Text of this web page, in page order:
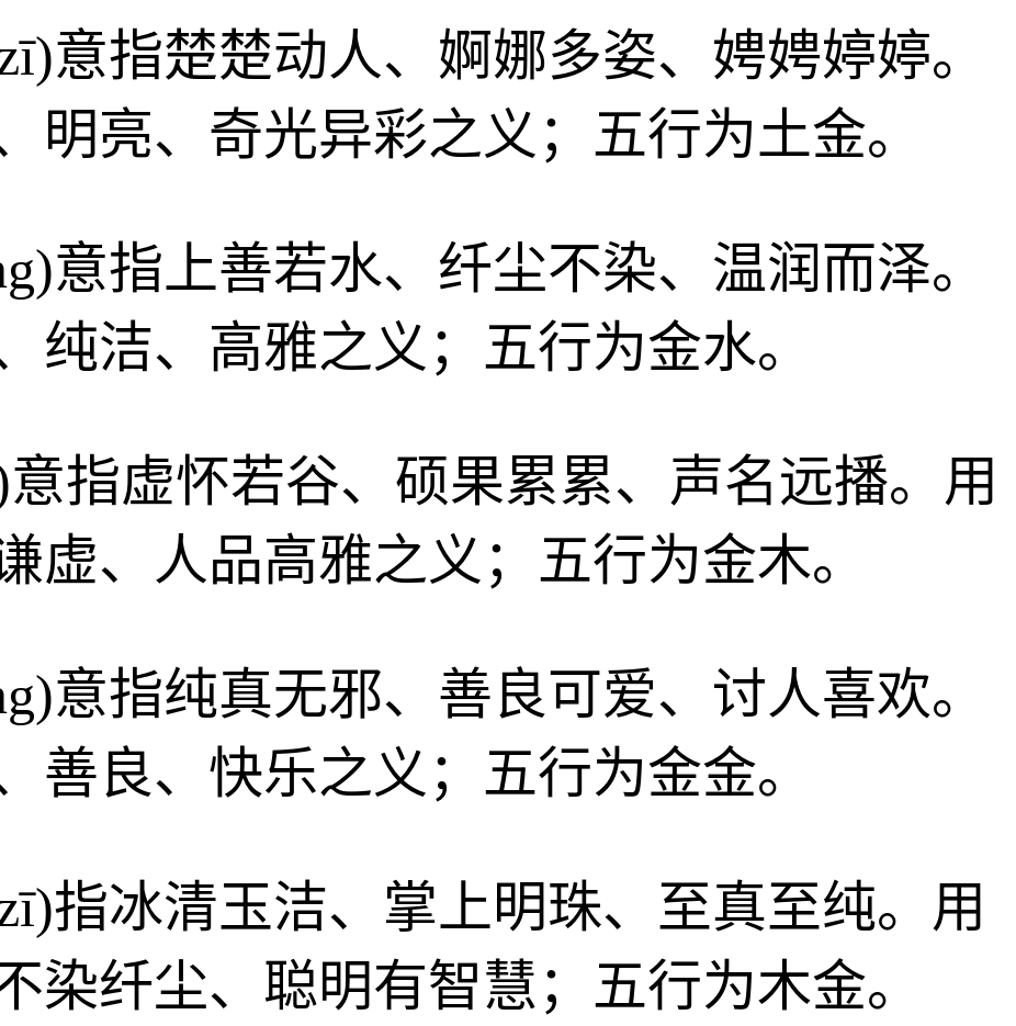
意指楚楚动人、婀娜多姿、娉娉婷婷。
明亮、奇光异彩之义；五行为土金。
意指上善若水、纤尘不染、温润而泽。
纯洁、高雅之义；五行为金水。
指虚怀若谷、硕果累累、声名远播。用
虚、人品高雅之义；五行为金木。
意指纯真无邪、善良可爱、讨人喜欢。
善良、快乐之义；五行为金金。
指冰清玉洁、掌上明珠、至真至纯。用
染纤尘、聪明有智慧；五行为木金。